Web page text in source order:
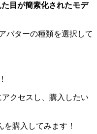
目が簡素化されたモデ
バターの種類を選択して
アクセスし、購入したい
購入してみます！